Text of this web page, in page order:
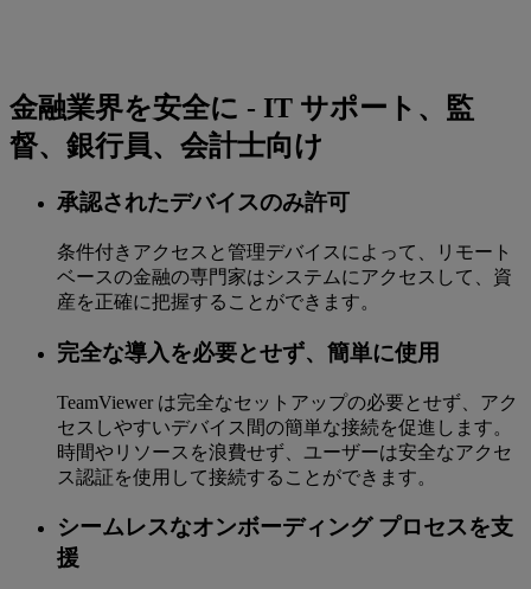
金融業界を安全に - IT サポート、監
督、銀行員、会計士向け
承認されたデバイスのみ許可
条件付きアクセスと管理デバイスによって、リモート
ベースの金融の専門家はシステムにアクセスして、資
産を正確に把握することができます。
完全な導入を必要とせず、簡単に使用
TeamViewer は完全なセットアップの必要とせず、アク
セスしやすいデバイス間の簡単な接続を促進します。
時間やリソースを浪費せず、ユーザーは安全なアクセ
ス認証を使用して接続することができます。
シームレスなオンボーディング プロセスを支
援